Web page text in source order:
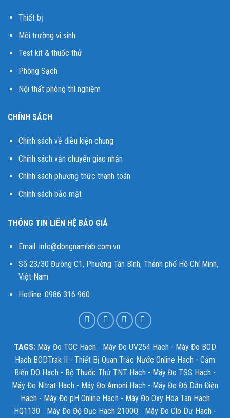
Thiết bị
Môi trường vi sinh
Test kit & thuốc thử
Phòng Sạch
Nội thất phòng thí nghiệm
CHÍNH SÁCH
Chính sách về điều kiện chung
Chính sách vận chuyển giao nhận
Chính sách phương thức thanh toán
Chính sách bảo mật
THÔNG TIN LIÊN HỆ BÁO GIÁ
Email: info@dongnamlab.com.vn
Số 23/30 Đường C1, Phường Tân Bình, Thành phố Hồ Chí Minh,
Việt Nam
Hotline: 0986 316 960
TAGS: Máy Đo TOC Hach - Máy Đo UV254 Hach - Máy Đo BOD
Hach BODTrak II - Thiết Bị Quan Trắc Nước Online Hach - Cảm
Biến DO Hach - Bộ Thuốc Thử TNT Hach - Máy Đo TSS Hach -
Máy Đo Nitrat Hach - Máy Đo Amoni Hach - Máy Đo Độ Dẫn Điện
Hach - Máy Đo pH Online Hach - Máy Đo Oxy Hòa Tan Hach
HQ1130 - Máy Đo Độ Đục Hach 2100Q - Máy Đo Clo Dư Hach -